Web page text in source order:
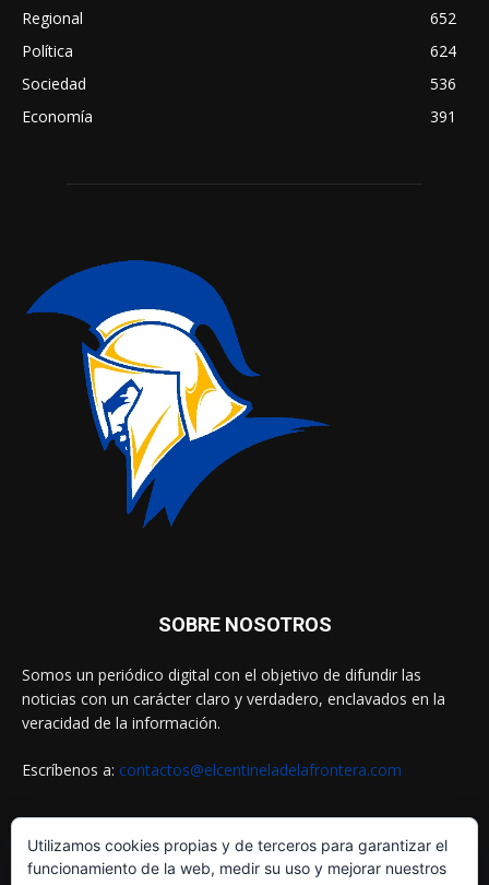
Regional
652
Política
624
Sociedad
536
Economía
391
SOBRE NOSOTROS
Somos un periódico digital con el objetivo de difundir las
noticias con un carácter claro y verdadero, enclavados en la
veracidad de la información.
Escríbenos a: contactos@elcentineladelafrontera.com
SIGUENOS EN
Utilizamos cookies propias y de terceros para garantizar el
funcionamiento de la web, medir su uso y mejorar nuestros